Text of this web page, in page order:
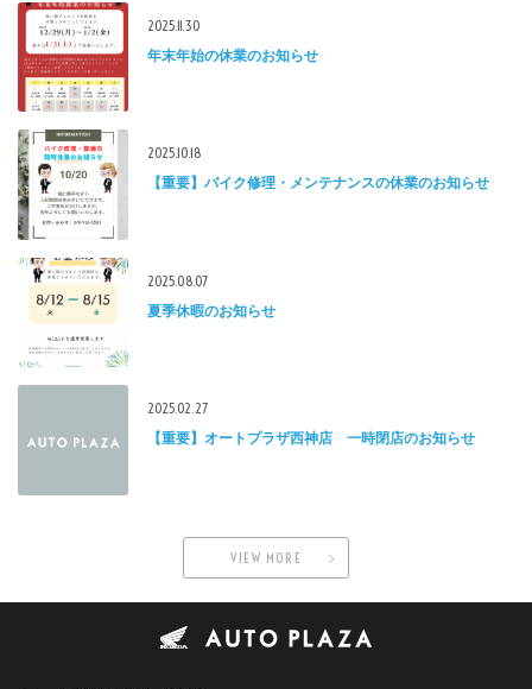
2025.11.30
年末年始の休業のお知らせ
2025.10.18
【重要】バイク修理・メンテナンスの休業のお知らせ
2025.08.07
夏季休暇のお知らせ
2025.02.27
【重要】オートプラザ西神店 一時閉店のお知らせ
VIEW MORE